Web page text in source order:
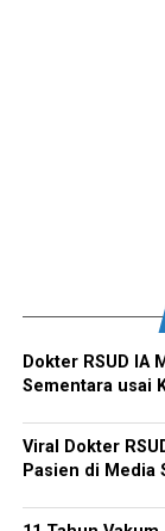
Dokter RSUD IA
Sementara usai
Viral Dokter
Pasien di Media